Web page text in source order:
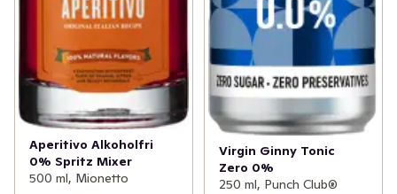
Aperitivo Alkoholfri
0% Spritz Mixer
500 ml, Mionetto
Virgin Ginny Tonic
Zero 0%
250 ml, Punch Club®